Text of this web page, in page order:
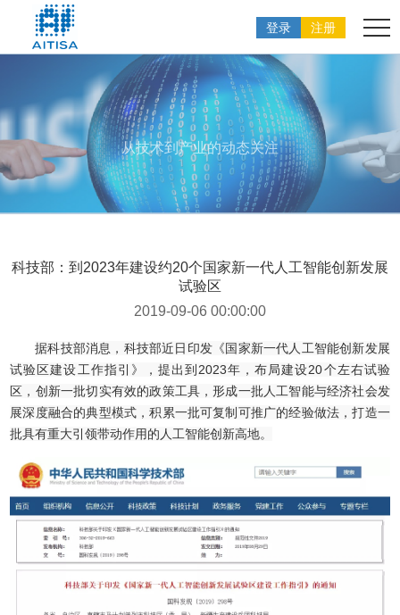
登录 注册
从技术到产业的动态关注
科技部：到2023年建设约20个国家新一代人工智能创新发展
试验区
2019-09-06 00:00:00
据科技部消息，科技部近日印发《国家新一代人工智能创新发展
试验区建设工作指引》，提出到2023年，布局建设20个左右试验
区，创新一批切实有效的政策工具，形成一批人工智能与经济社会发
展深度融合的典型模式，积累一批可复制可推广的经验做法，打造一
批具有重大引领带动作用的人工智能创新高地。